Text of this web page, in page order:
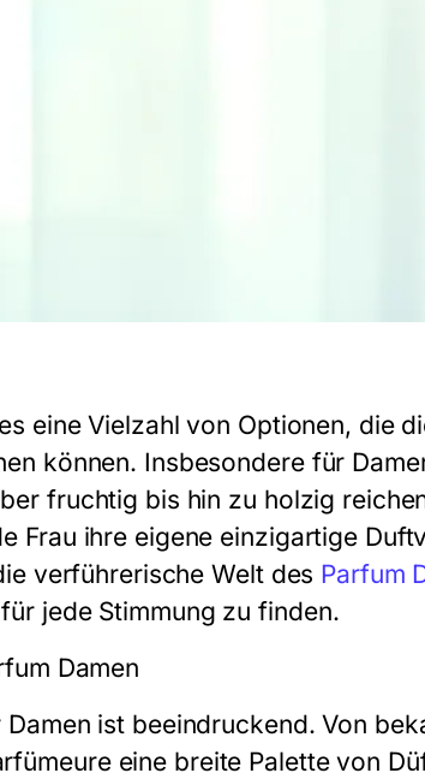
eine Vielzahl von Optionen, die
können. Insbesondere für
fruchtig bis hin zu holzig
Frau ihre eigene einzigartige
verführerische Welt des Parfum
jede Stimmung zu finden.
Damen
ist beeindruckend. Von
eine breite Palette von